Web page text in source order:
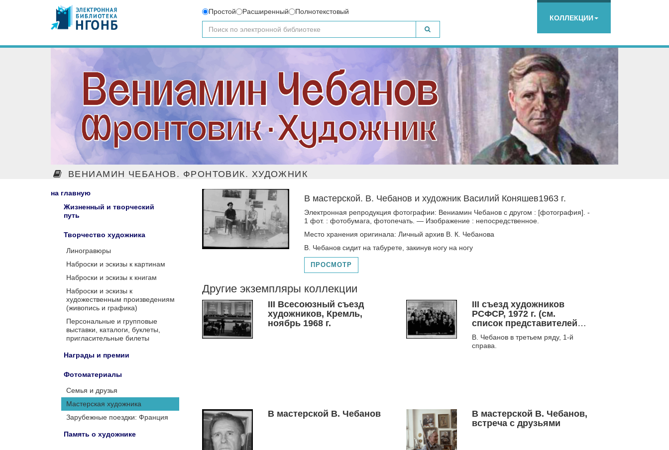
Простой Расширенный
Полнотекстовый
КОЛЛЕКЦИИ
ВЕНИАМИН ЧЕБАНОВ. ФРОНТОВИК. ХУДОЖНИК
на главную
Жизненный и творческий
путь
Творчество художника
Линогравюры
Наброски и эскизы к картинам
Наброски и эскизы к книгам
Наброски и эскизы к
художественным произведениям
(живопись и графика)
Персональные и групповые
выставки, каталоги, буклеты,
пригласительные билеты
Награды и премии
Фотоматериалы
Семья и друзья
Мастерская художника
Зарубежные поездки: Франция
Память о художнике
В мастерской. В. Чебанов и художник Василий Коняшев1963 г.
Электронная репродукция фотографии: Вениамин Чебанов с другом : [фотография]. -
1 фот. : фотобумага, фотопечать. — Изображение : непосредственное.
Место хранения оригинала: Личный архив В. К. Чебанова
В. Чебанов сидит на табурете, закинув ногу на ногу
ПРОСМОТР
Другие экземпляры коллекции
III Всесоюзный съезд
художников, Кремль,
ноябрь 1968 г.
III съезд художников
РСФСР, 1972 г. (см.
список представителей
из Сибири на обратной
стороне)
В. Чебанов в третьем ряду, 1-й
справа.
В мастерской В. Чебанов
В мастерской В. Чебанов,
встреча с друзьями